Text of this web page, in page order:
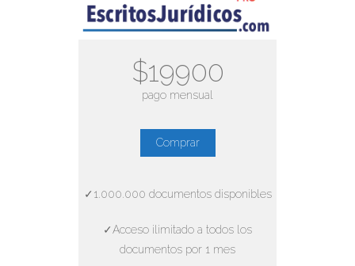
$19900
pago mensual
Comprar
✓1.000.000 documentos disponibles
✓Acceso ilimitado a todos los
documentos por 1 mes